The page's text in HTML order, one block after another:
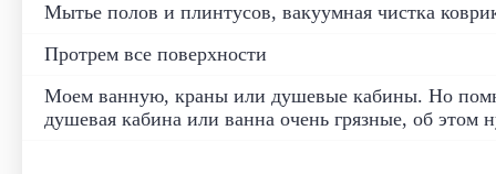
Мытье полов и плинтусов, вакуумная чистка
Протрем все поверхности
Моем ванную, краны или душевые кабины. Но
душевая кабина или ванна очень грязные, об этом